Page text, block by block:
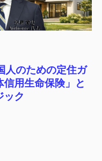
人のための定住ガ
用生命保険」と
ック